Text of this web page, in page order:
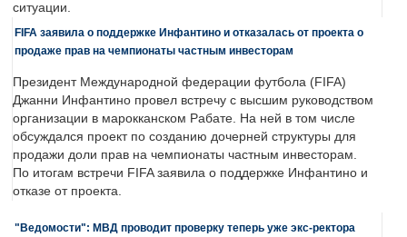
ситуации.
FIFA заявила о поддержке Инфантино и отказалась от проекта о
продаже прав на чемпионаты частным инвесторам
Президент Международной федерации футбола (FIFA)
Джанни Инфантино провел встречу с высшим руководством
организации в марокканском Рабате. На ней в том числе
обсуждался проект по созданию дочерней структуры для
продажи доли прав на чемпионаты частным инвесторам.
По итогам встречи FIFA заявила о поддержке Инфантино и
отказе от проекта.
"Ведомости": МВД проводит проверку теперь уже экс-ректора